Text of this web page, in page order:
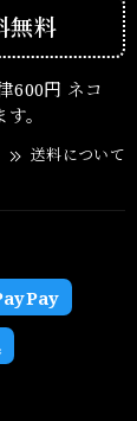
無料
600円 ネコ
。
送料について